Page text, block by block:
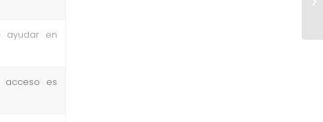
ayudar en
acceso es